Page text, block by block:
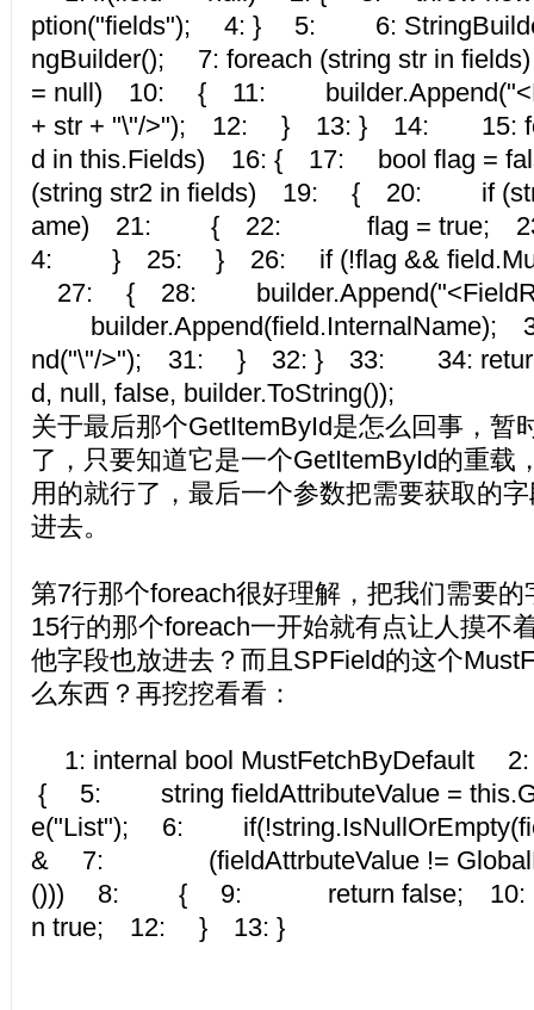
ption("fields"); 4: } 5: 6: StringBuilder
ngBuilder(); 7: foreach (string str in
= null) 10: { 11:
+ str + "\"/>"); 12: } 13: } 14: 15:
d in this.Fields) 16: { 17: bool flag =
(string str2 in fields) 19: { 20: if (str2
ame) 21: { 22: flag = true;
4: } 25: } 26: if (!flag &&
27: { 28:
nd("\"/>"); 31: } 32: } 33: 34: return
d, null, false, builder.ToString());
关于最后那个GetItemById是怎么回事，暂
了，只要知道它是一个GetItemById的重载
用的就行了，最后一个参数把需要获取的
进去。
第7行那个foreach很好理解，把我们需要
15行的那个foreach一开始就有点让人摸不
他字段也放进去？而且SPField的这个
么东西？再挖挖看看：
1: internal bool
{ 5: string fieldAttributeValue =
e("List"); 6:
& 7: (fieldAttrbuteValue !=
())) 8: { 9: return false;
n true; 12: } 13: }